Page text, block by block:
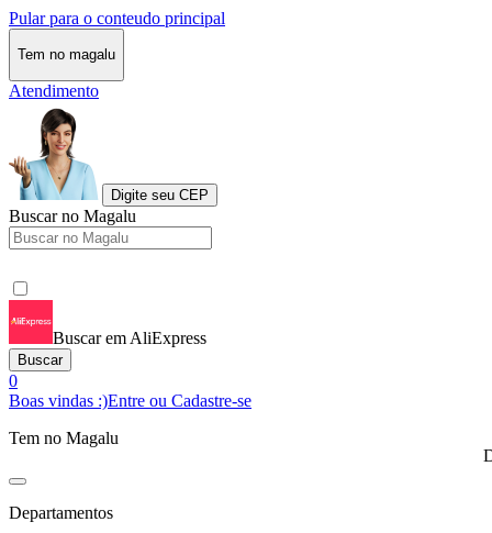
Pular para o conteudo principal
Tem no magalu
Atendimento
Digite seu CEP
Buscar no Magalu
Buscar em AliExpress
Buscar
0
Boas vindas :)Entre ou Cadastre-se
Tem no Magalu
Departamentos